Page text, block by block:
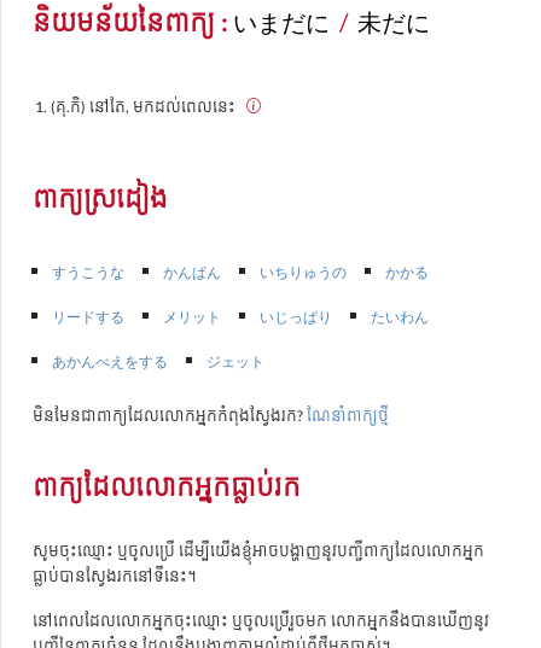
និយមន័យនៃពាក្យ :いまだに / 未だに
(គុ.កិ) នៅតែ, មកដល់ពេលនេះ
ពាក្យស្រដៀង
すうこうな かんぱん いちりゅうの
かかる
リードする
メリット いじっぱり
たいわん
あかんべえをする
ジェット
មិនមែនជាពាក្យដែលលោកអ្នកកំពុងស្វែងរក?ណែនាំពាក្យថ្មី
ពាក្យដែលលោកអ្នកធ្លាប់រក
សូមចុះឈ្មោះ ឬចូលប្រើ ដើម្បីយើងខ្ញុំអាចបង្ហាញនូវបញ្ជីពាក្យដែលលោកអ្នក
ធ្លាប់បានស្វែងរកនៅទីនេះ។
នៅពេលដែលលោកអ្នកចុះឈ្មោះ ឬចូលប្រើរួចមក លោកអ្នកនឹងបានឃើញនូវ